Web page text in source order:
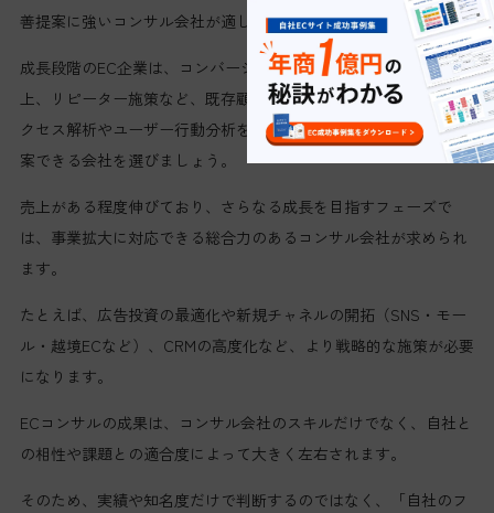
善提案に強いコンサル会社が適しています。
成長段階のEC企業は、コンバージョン率の改善や顧客単価の向
上、リピーター施策など、既存顧客の活用が重要になります。ア
クセス解析やユーザー行動分析をもとに、具体的な改善施策を提
案できる会社を選びましょう。
売上がある程度伸びており、さらなる成長を目指すフェーズで
は、事業拡大に対応できる総合力のあるコンサル会社が求められ
ます。
たとえば、広告投資の最適化や新規チャネルの開拓（SNS・モー
ル・越境ECなど）、CRMの高度化など、より戦略的な施策が必要
になります。
ECコンサルの成果は、コンサル会社のスキルだけでなく、自社と
の相性や課題との適合度によって大きく左右されます。
そのため、実績や知名度だけで判断するのではなく、「自社のフ